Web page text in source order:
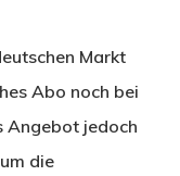
Markt
Abo noch bei
Angebot jedoch
die